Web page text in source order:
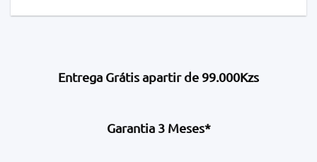
Entrega Grátis apartir de 99.000Kzs
Garantia 3 Meses*